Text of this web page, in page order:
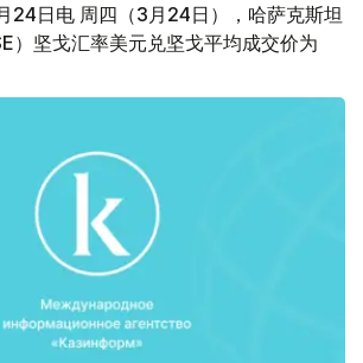
24日电 周四（3月24日），哈萨克斯坦
）坚戈汇率美元兑坚戈平均成交价为